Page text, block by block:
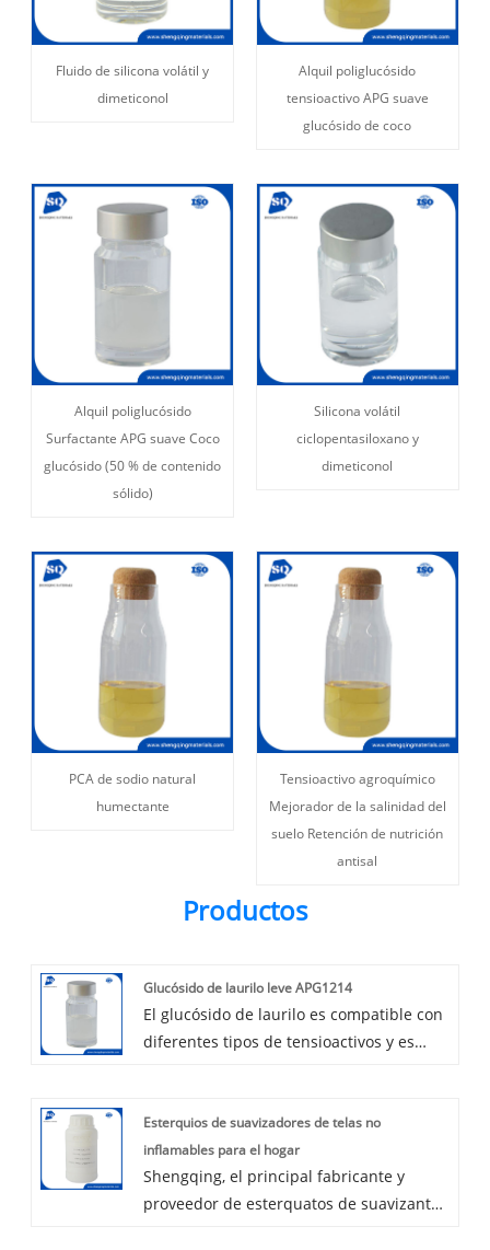
Fluido de silicona volátil y
dimeticonol
Alquil poliglucósido
tensioactivo APG suave
glucósido de coco
Alquil poliglucósido
Surfactante APG suave Coco
glucósido (50 % de contenido
sólido)
Silicona volátil
ciclopentasiloxano y
dimeticonol
PCA de sodio natural
humectante
Tensioactivo agroquímico
Mejorador de la salinidad del
suelo Retención de nutrición
antisal
Productos
Glucósido de laurilo leve APG1214
El glucósido de laurilo es compatible con
diferentes tipos de tensioactivos y es
el detergente líquido de lavandería. La
mayoría de las marcas famosas están
utilizando lauril glucósido en la fórmula
para reemplazar las SLE 70% para
Esterquios de suavizadores de telas no
inflamables para el hogar
Shengqing, el principal fabricante y
proveedor de esterquatos de suavizante